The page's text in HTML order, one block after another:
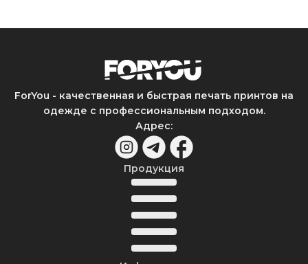
ForYou - качественная и быстрая печать принтов на
одежде с профессиональным подходом.
Адрес:
Продукция